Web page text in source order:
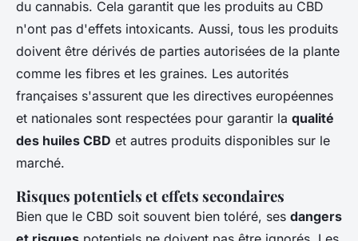
du cannabis. Cela garantit que les produits au CBD
n'ont pas d'effets intoxicants. Aussi, tous les produits
doivent être dérivés de parties autorisées de la plante
comme les fibres et les graines. Les autorités
françaises s'assurent que les directives européennes
et nationales sont respectées pour garantir la qualité
des huiles CBD et autres produits disponibles sur le
marché.
Risques potentiels et effets secondaires
Bien que le CBD soit souvent bien toléré, ses dangers